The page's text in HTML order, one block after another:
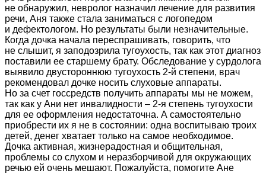
не обнаружил, невролог назначил лечение для развития
речи, Аня также стала заниматься с логопедом
и дефектологом. Но результаты были незначительные.
Когда дочка начала переспрашивать, говорить, что
не слышит, я заподозрила тугоухость, так как этот диагноз
поставили ее старшему брату. Обследование у сурдолога
выявило двустороннюю тугоухость 2-й степени, врач
рекомендовал дочке носить слуховые аппараты.
Но за счет госсредств получить аппараты мы не можем,
так как у Ани нет инвалидности – 2-я степень тугоухости
для ее оформления недостаточна. А самостоятельно
приобрести их я не в состоянии: одна воспитываю троих
детей, денег хватает только на самое необходимое.
Дочка активная, жизнерадостная и общительная,
проблемы со слухом и неразборчивой для окружающих
речью ей очень мешают. Пожалуйста, помогите Ане